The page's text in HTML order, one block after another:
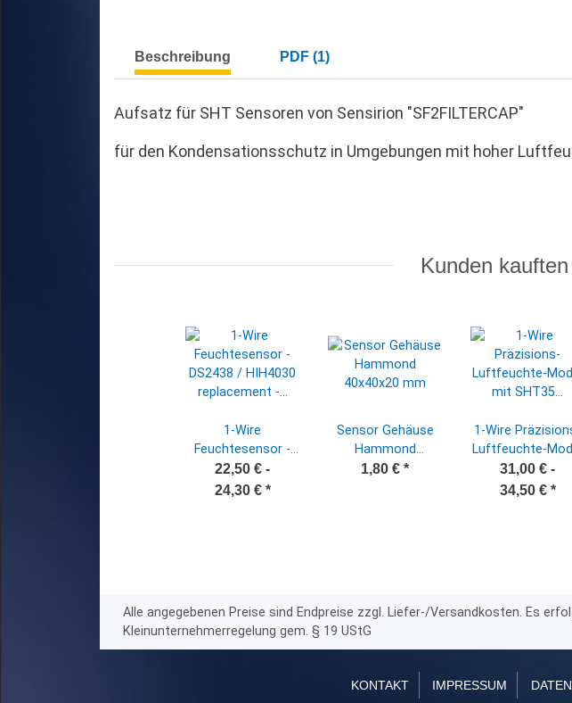
Beschreibung PDF (1)
Aufsatz für SHT Sensoren von Sensirion "SF2FILTERCAP"
für den Kondensationsschutz in Umgebungen mit hoher
Kunden
1-Wire
Feuchtesensor -
DS2438 / HIH4030
replacement -
22,50 € -
24,30 € *
Sensor Gehäuse
Hammond
40x40x20 mm
1,80 € *
1-​Wire
Luftfeuchte-​
mit SHT35
- DS2438 /
31,00 € -
34,50 € *
Alle angegebenen Preise sind Endpreise zzgl. Liefer-/Versandkosten. Es
Kleinunternehmerregelung gem. § 19 UStG
KONTAKT IMPRESSUM